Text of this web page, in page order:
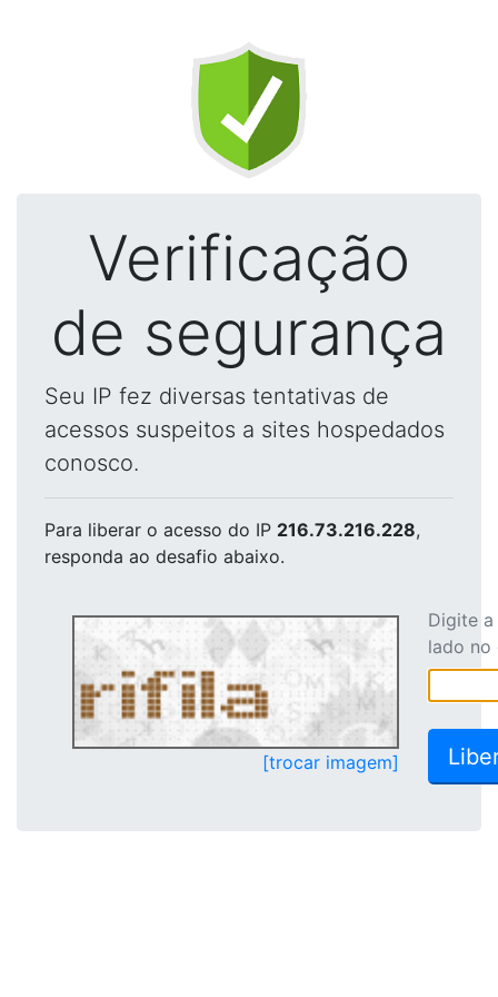
Verificação
de segurança
Seu IP fez diversas tentativas de
acessos suspeitos a sites hospedados
conosco.
Para liberar o acesso do IP 216.73.216.228,
responda ao desafio abaixo.
[trocar imagem]
Digite
lado no